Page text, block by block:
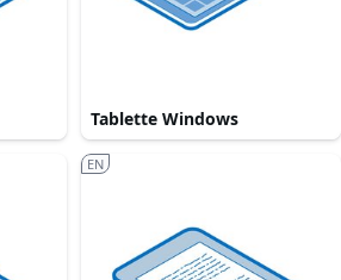
Tablette Windows
EN